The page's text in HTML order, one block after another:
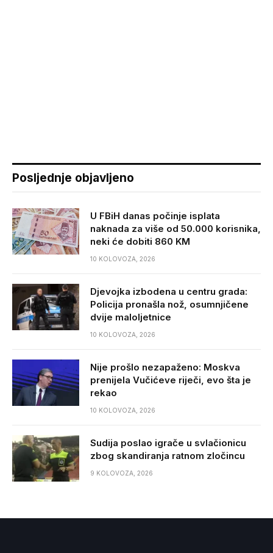
Posljednje objavljeno
U FBiH danas počinje isplata
naknada za više od 50.000 korisnika,
neki će dobiti 860 KM
10 KOLOVOZA, 2026
Djevojka izbodena u centru grada:
Policija pronašla nož, osumnjičene
dvije maloljetnice
10 KOLOVOZA, 2026
Nije prošlo nezapaženo: Moskva
prenijela Vučićeve riječi, evo šta je
rekao
10 KOLOVOZA, 2026
Sudija poslao igrače u svlačionicu
zbog skandiranja ratnom zločincu
9 KOLOVOZA, 2026